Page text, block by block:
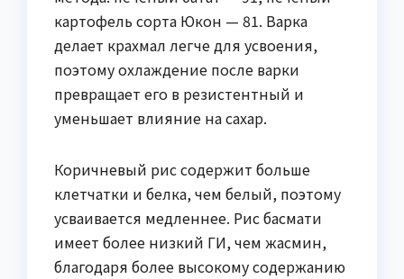
картофель сорта Юкон — 81. Варка
делает крахмал легче для усвоения,
поэтому охлаждение после варки
превращает его в резистентный и
уменьшает влияние на сахар.
Коричневый рис содержит больше
клетчатки и белка, чем белый, поэтому
усваивается медленнее. Рис басмати
имеет более низкий ГИ, чем жасмин,
благодаря более высокому содержанию